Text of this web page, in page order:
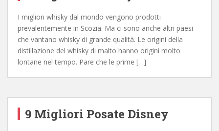
I migliori whisky dal mondo vengono prodotti
prevalentemente in Scozia. Ma ci sono anche altri paesi
che vantano whisky di grande qualità. Le origini della
distillazione del whisky di malto hanno origini molto
lontane nel tempo. Pare che le prime […]
9 Migliori Posate Disney